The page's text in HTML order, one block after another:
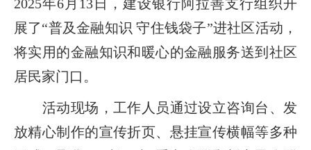
2025年6月13日，建设银行阿拉善支行组织开
展了“普及金融知识 守住钱袋子”进社区活动，
将实用的金融知识和暖心的金融服务送到社区
居民家门口。
活动现场，工作人员通过设立咨询台、发
放精心制作的宣传折页、悬挂宣传横幅等多种